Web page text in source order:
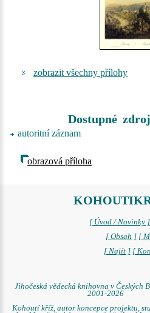
zobrazit všechny přílohy
Dostupné
autoritní záznam
obrazová příloha
[ Úvod / Novinky ]
[ Obsah ] [
[ Najít ] [
Jihočeská vědecká knihovna v Českých
2001-2026
Kohoutí kříž, autor koncepce projektu,